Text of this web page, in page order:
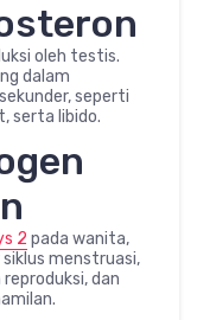
oleh testis.
dalam
seperti
serta libido.
2 pada wanita,
menstruasi,
dan